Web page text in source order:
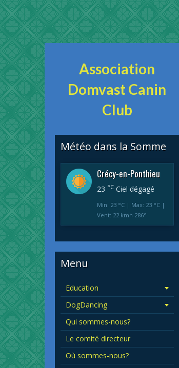
Association
Domvast Canin
Club
Météo dans la Somme
Crécy-en-Ponthieu
23 °C Ciel dégagé
Min: 23 °C | Max: 23 °C |
Vent: 22 kmh 286°
Menu
Education
DogDancing
Qui sommes-nous?
Le comité directeur
Où sommes-nous?